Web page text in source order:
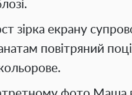
зірка екрану
повітряний